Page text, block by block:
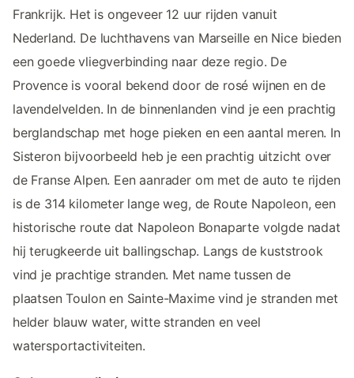
Frankrijk. Het is ongeveer 12 uur rijden vanuit
Nederland. De luchthavens van Marseille en Nice bieden
een goede vliegverbinding naar deze regio. De
Provence is vooral bekend door de rosé wijnen en de
lavendelvelden. In de binnenlanden vind je een prachtig
berglandschap met hoge pieken en een aantal meren. In
Sisteron bijvoorbeeld heb je een prachtig uitzicht over
de Franse Alpen. Een aanrader om met de auto te rijden
is de 314 kilometer lange weg, de Route Napoleon, een
historische route dat Napoleon Bonaparte volgde nadat
hij terugkeerde uit ballingschap. Langs de kuststrook
vind je prachtige stranden. Met name tussen de
plaatsen Toulon en Sainte-Maxime vind je stranden met
helder blauw water, witte stranden en veel
watersportactiviteiten.